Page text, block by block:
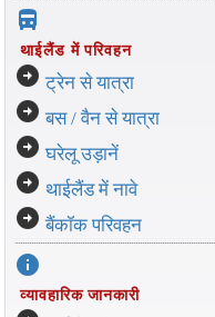
directions_bus_filled
थाईलैंड में परिवहन
arrow_circle_right ट्रेन से यात्रा
arrow_circle_right बस / वैन से यात्रा
arrow_circle_right घरेलू उड़ानें
arrow_circle_right थाईलैंड में नावे
arrow_circle_right बैंकॉक परिवहन
info
व्यावहारिक जानकारी